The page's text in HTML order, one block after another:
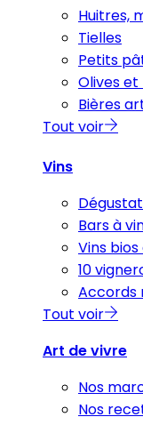
Huitres,
Tielles
Petits
Olives et
Bières
Tout voir
Vins
Bars à
Vins
10
Accords
Tout voir
Art de vivre
Nos
Nos